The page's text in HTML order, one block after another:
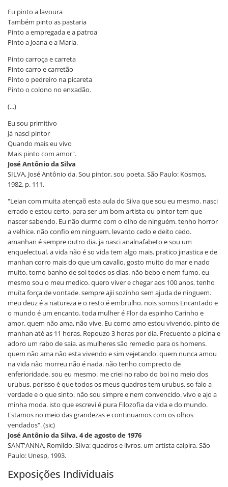
Eu pinto a lavoura
Também pinto as pastaria
Pinto a empregada e a patroa
Pinto a Joana e a Maria.
Pinto carroça e carreta
Pinto carro e carretão
Pinto o pedreiro na picareta
Pinto o colono no enxadão.
(...)
Eu sou primitivo
Já nasci pintor
Quando mais eu vivo
Mais pinto com amor".
José Antônio da Silva
SILVA, José Antônio da. Sou pintor, sou poeta. São Paulo: Kosmos,
1982. p. 111.
"Leian com muita atençaõ esta aula do Silva que sou eu mesmo. nasci
errado e estou certo. para ser um bom artista ou pintor tem que
nascer sabendo. Eu não durmo com o olho de ninguém. tenho horror
a velhice. não confio em ninguem. levanto cedo e deito cedo.
amanhan é sempre outro dia. ja nasci analnafabeto e sou um
enquelectual. a vida não é so vida tem algo mais. pratico jinastica e de
manhan corro mais do que um cavallo. gosto muito do mar e nado
muito. tomo banho de sol todos os dias. não bebo e nem fumo. eu
mesmo sou o meu medico. quero viver e chegar aos 100 anos. tenho
muita força de vontade. sempre ajii sozinho sem ajuda de ninguem.
meu deuz é a natureza e o resto é embrulho. nois somos Encantado e
o mundo é um encanto. toda mulher é Flor da espinho Carinho e
amor. quem não ama, não vive. Eu como amo estou vivendo. pinto de
manhan até as 11 horas. Repouzo 3 horas por dia. Frecuento a picina e
adoro um rabo de saia. as mulheres são remedio para os homens.
quem não ama não esta vivendo e sim vejetando. quem nunca amou
na vida não morreu não é nada. não tenho comprecto de
enferioridade. sou eu mesmo. me criei no rabo do boi no meio dos
urubus. porisso é que todos os meus quadros tem urubus. so falo a
verdade e o que sinto. não sou simpre e nem convencido. vivo e ajo a
minha moda. isto que escrevi é pura Filozofia da vida e do mundo.
Estamos no meio das grandezas e continuamos com os olhos
vendados". (sic)
José Antônio da Silva, 4 de agosto de 1976
SANT'ANNA, Romildo. Silva: quadros e livros, um artista caipira. São
Paulo: Unesp, 1993.
Exposições Individuais